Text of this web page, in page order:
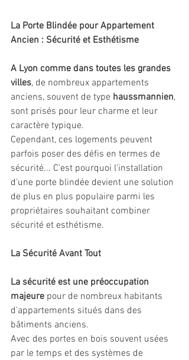
La Porte Blindée pour Appartement
Ancien : Sécurité et Esthétisme
A Lyon comme dans toutes les grandes
villes, de nombreux appartements
anciens, souvent de type haussmannien,
sont prisés pour leur charme et leur
caractère typique.
Cependant, ces logements peuvent
parfois poser des défis en termes de
sécurité... C'est pourquoi l'installation
d'une porte blindée devient une solution
de plus en plus populaire parmi les
propriétaires souhaitant combiner
sécurité et esthétisme.
La Sécurité Avant Tout
La sécurité est une préoccupation
majeure pour de nombreux habitants
d'appartements situés dans des
bâtiments anciens.
Avec des portes en bois souvent usées
par le temps et des systèmes de